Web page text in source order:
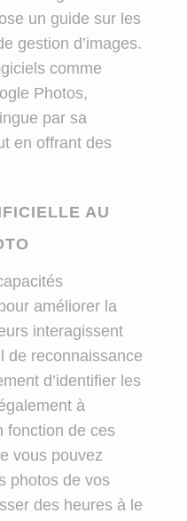
un guide sur les
gestion d’images.
comme
Photos,
par sa
en offrant des
AU
améliorer la
interagissent
de reconnaissance
d’identifier les
à
fonction de ces
vous pouvez
photos de vos
des heures à le